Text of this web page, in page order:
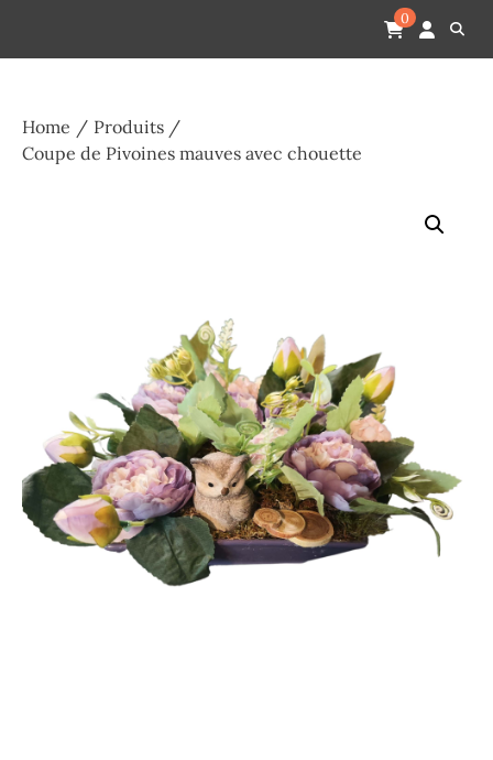
content
Espace Funéraire Michel Gardechaux
0
Home
Produits
Coupe de Pivoines mauves avec chouette